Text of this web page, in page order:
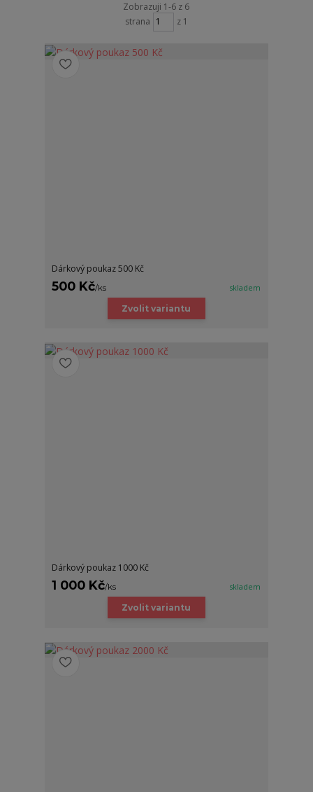
Zobrazuji 1-6 z 6
strana
z 1
Dárkový poukaz 500 Kč
500 Kč/ks skladem
Zvolit variantu
Dárkový poukaz 1000 Kč
1 000 Kč/ks skladem
Zvolit variantu